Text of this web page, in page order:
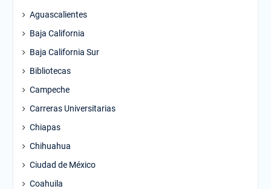
Aguascalientes
Baja California
Baja California Sur
Bibliotecas
Campeche
Carreras Universitarias
Chiapas
Chihuahua
Ciudad de México
Coahuila